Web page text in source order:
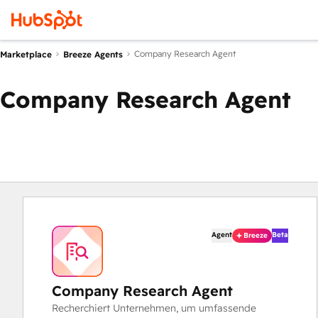
Marketplace Breeze Agents Company Research Agent
Company Research Agent
Agent Breeze Beta
Company Research Agent
Recherchiert Unternehmen, um umfassende